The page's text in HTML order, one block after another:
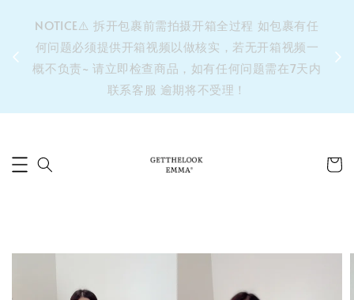
⚠️
NOTICE⚠️ 拆开包裹前需拍摄开箱全过程 如包裹有任
何问题必须提供开箱视频以做核实，若无开箱视频一
概不负责~ 请立即检查商品，如有任何问题需在7天内
联系客服 逾期将不受理！